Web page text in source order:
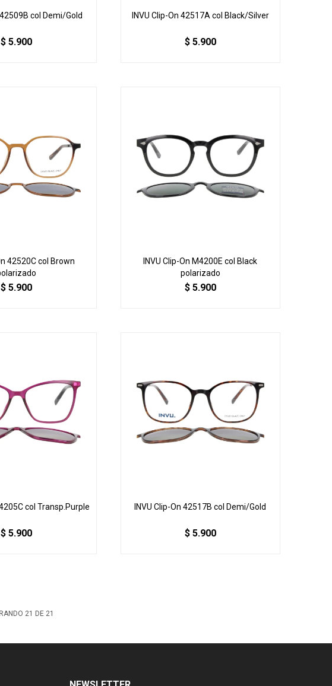
42509B col Demi/Gold
$ 5.900
INVU Clip-On 42517A col Black/Silver
$ 5.900
42520C col Brown
$ 5.900
INVU Clip-On M4200E col Black
polarizado
$ 5.900
col Transp.Purple
$ 5.900
INVU Clip-On 42517B col Demi/Gold
$ 5.900
21 DE 21